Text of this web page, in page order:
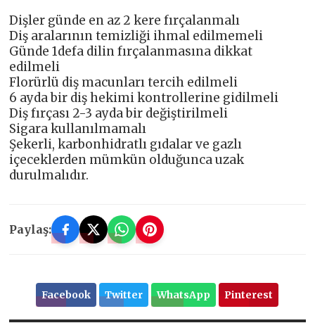
Dişler günde en az 2 kere fırçalanmalı
Diş aralarının temizliği ihmal edilmemeli
Günde 1defa dilin fırçalanmasına dikkat
edilmeli
Florürlü diş macunları tercih edilmeli
6 ayda bir diş hekimi kontrollerine gidilmeli
Diş fırçası 2-3 ayda bir değiştirilmeli
Sigara kullanılmamalı
Şekerli, karbonhidratlı gıdalar ve gazlı
içeceklerden mümkün olduğunca uzak
durulmalıdır.
Paylaş:
Facebook Twitter WhatsApp Pinterest